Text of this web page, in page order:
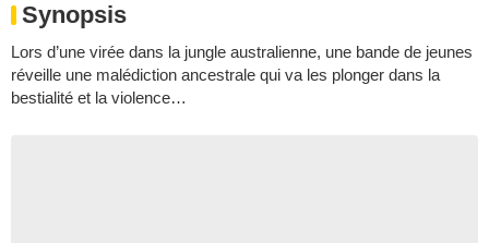
Synopsis
Lors d’une virée dans la jungle australienne, une bande de jeunes
réveille une malédiction ancestrale qui va les plonger dans la
bestialité et la violence…